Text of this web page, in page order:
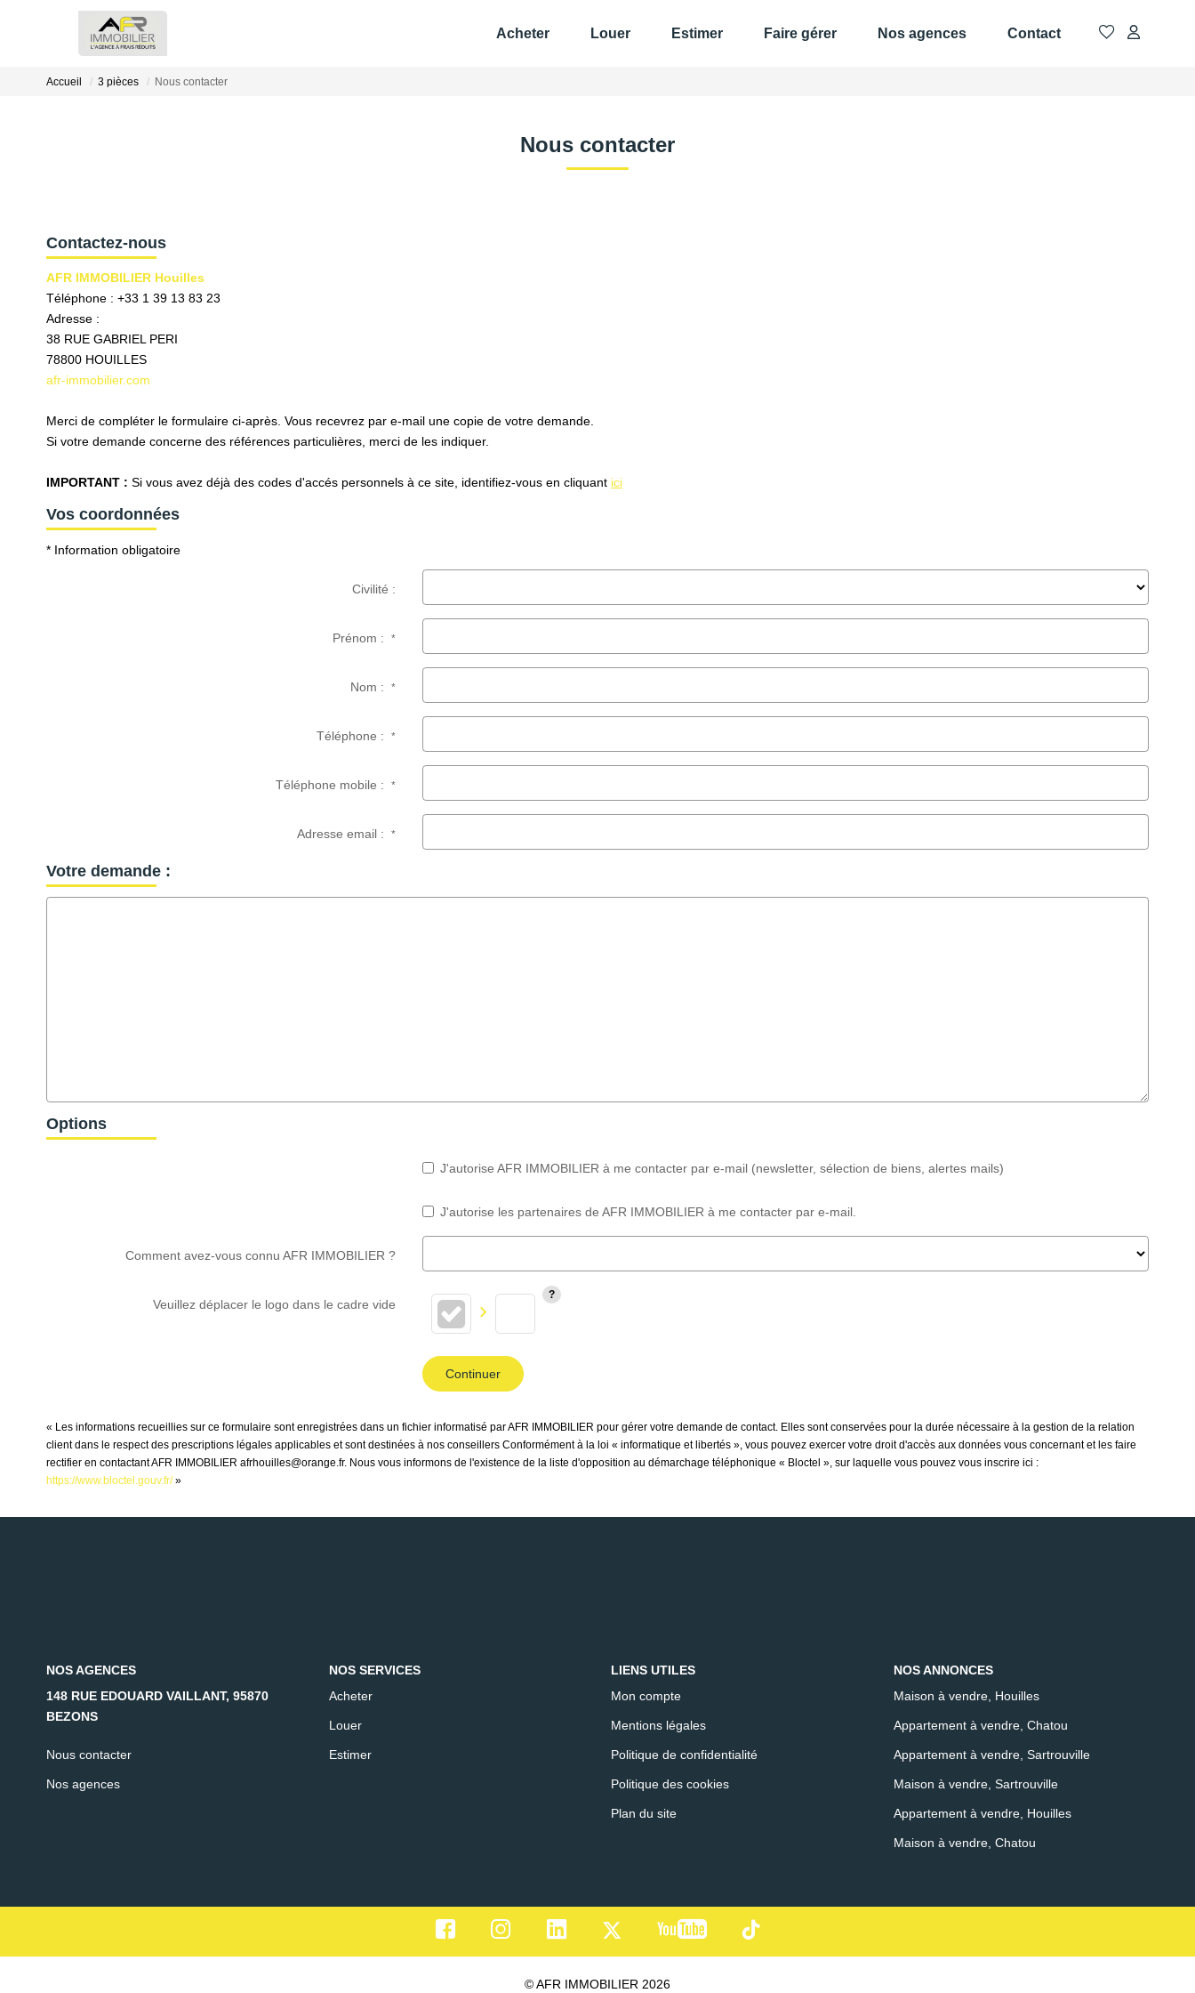
Acheter Louer Estimer Faire gérer Nos agences Contact
Accueil 3 pièces Nous contacter
Nous contacter
Contactez-nous
AFR IMMOBILIER Houilles
Téléphone : +33 1 39 13 83 23
Adresse :
38 RUE GABRIEL PERI
78800 HOUILLES
afr-immobilier.com
Merci de compléter le formulaire ci-après. Vous recevrez par e-mail une copie de votre demande.
Si votre demande concerne des références particulières, merci de les indiquer.
IMPORTANT : Si vous avez déjà des codes d'accés personnels à ce site, identifiez-vous en cliquant ici
Vos coordonnées
* Information obligatoire
Civilité :
Prénom :*
Nom :*
Téléphone :*
Téléphone mobile :*
Adresse email :*
Votre demande :
Options
J'autorise AFR IMMOBILIER à me contacter par e-mail (newsletter, sélection de biens, alertes mails)
J'autorise les partenaires de AFR IMMOBILIER à me contacter par e-mail.
Comment avez-vous connu AFR IMMOBILIER ?
Veuillez déplacer le logo dans le cadre vide
Continuer
« Les informations recueillies sur ce formulaire sont enregistrées dans un fichier informatisé par AFR IMMOBILIER pour gérer votre demande de contact. Elles sont conservées pour la durée nécessaire à la gestion de la relation
client dans le respect des prescriptions légales applicables et sont destinées à nos conseillers Conformément à la loi « informatique et libertés », vous pouvez exercer votre droit d'accès aux données vous concernant et les faire
rectifier en contactant AFR IMMOBILIER afrhouilles@orange.fr. Nous vous informons de l'existence de la liste d'opposition au démarchage téléphonique « Bloctel », sur laquelle vous pouvez vous inscrire ici :
https://www.bloctel.gouv.fr/»
NOS AGENCES
148 RUE EDOUARD VAILLANT, 95870
BEZONS
Nous contacter
Nos agences
NOS SERVICES
Acheter
Louer
Estimer
LIENS UTILES
Mon compte
Mentions légales
Politique de confidentialité
Politique des cookies
Plan du site
NOS ANNONCES
Maison à vendre, Houilles
Appartement à vendre, Chatou
Appartement à vendre, Sartrouville
Maison à vendre, Sartrouville
Appartement à vendre, Houilles
Maison à vendre, Chatou
© AFR IMMOBILIER 2026